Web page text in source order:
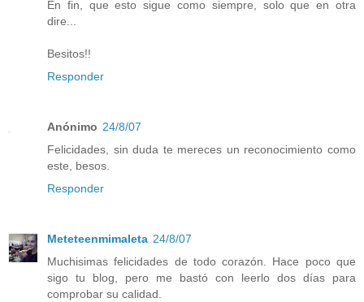
En fin, que esto sigue como siempre, solo que en otra
dire...
Besitos!!
Responder
Anónimo 24/8/07
Felicidades, sin duda te mereces un reconocimiento como
este, besos.
Responder
Meteteenmimaleta 24/8/07
Muchisimas felicidades de todo corazón. Hace poco que
sigo tu blog, pero me bastó con leerlo dos días para
comprobar su calidad.